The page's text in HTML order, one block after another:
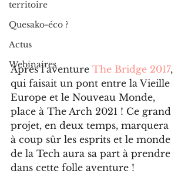
territoire
Quesako-éco ?
Actus
Webinaires
Après l’aventure The Bridge 2017,
qui faisait un pont entre la Vieille
Europe et le Nouveau Monde,
place à The Arch 2021 ! Ce grand
projet, en deux temps, marquera
à coup sûr les esprits et le monde
de la Tech aura sa part à prendre
dans cette folle aventure !